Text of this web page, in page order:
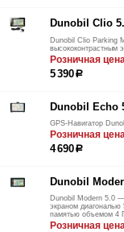
Dunobil Clio
Dunobil Clio Parking
высококонтрастным
Розничная цена
5 390р
Dunobil Echo
GPS-Навигатор
Розничная цена
4 690р
Dunobil
Dunobil Modern 5.0 —
экраном
памятью объемом 4
Розничная цена